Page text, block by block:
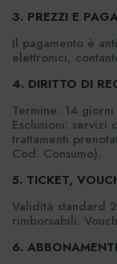
3. PREZZI E
Il pagamento è
elettronici,
4. DIRITTO DI
Termine: 14
Esclusioni: servizi
trattamenti
Cod. Consumo).
5. TICKET,
Validità standard
rimborsabili.
6. ABBONAMENTI